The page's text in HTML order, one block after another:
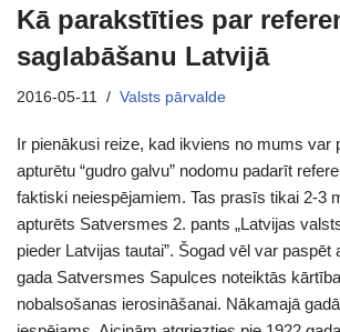
Kā parakstīties par
saglabāšanu Latvijā
2016-05-11 Valsts pārvalde
Ir pienākusi reize, kad ikviens no mums var
apturētu “gudro galvu” nodomu padarīt
faktiski neiespējamiem. Tas prasīs tikai 2-3
apturēts Satversmes 2. pants „Latvijas
pieder Latvijas tautai”. Šogad vēl var paspēt
gada Satversmes Sapulces noteiktās
nobalsošanas ierosināšanai. Nākamajā